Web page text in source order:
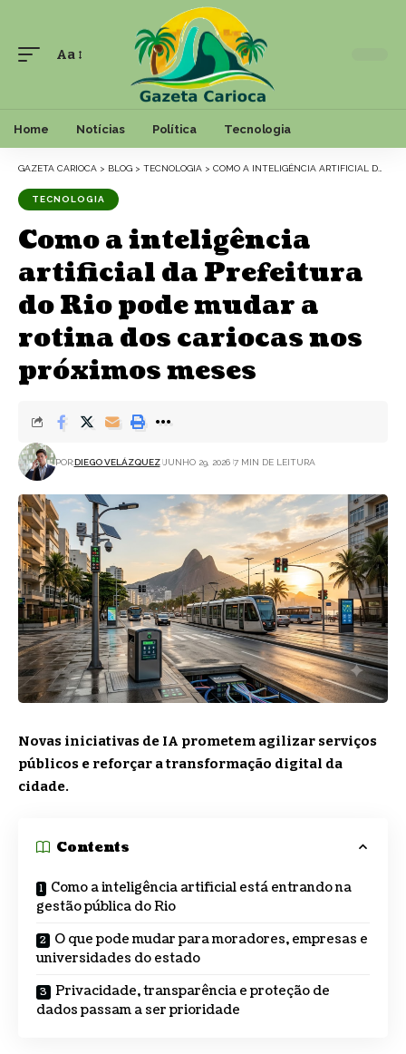
Font
Aa
Home Notícias Política Tecnologia
GAZETA CARIOCA > BLOG > TECNOLOGIA > COMO A INTELIGÊNCIA ARTIFICIAL DA PREFEITURA DO RIO PODE MUDAR A ROTINA DOS CARIOCAS NOS PRÓXIMOS MESES
TECNOLOGIA
Como a inteligência
artificial da Prefeitura
do Rio pode mudar a
rotina dos cariocas nos
próximos meses
POR:DIEGO VELÁZQUEZ JUNHO 29, 2026 7 MIN DE LEITURA
Novas iniciativas de IA prometem agilizar serviços
públicos e reforçar a transformação digital da
cidade.
Contents
Como a inteligência artificial está entrando na
gestão pública do Rio
O que pode mudar para moradores, empresas e
universidades do estado
Privacidade, transparência e proteção de
dados passam a ser prioridade